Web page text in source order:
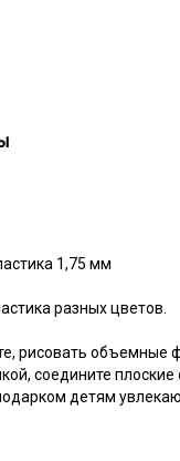
1,75 мм
разных цветов.
рисовать объемные
соедините
детям